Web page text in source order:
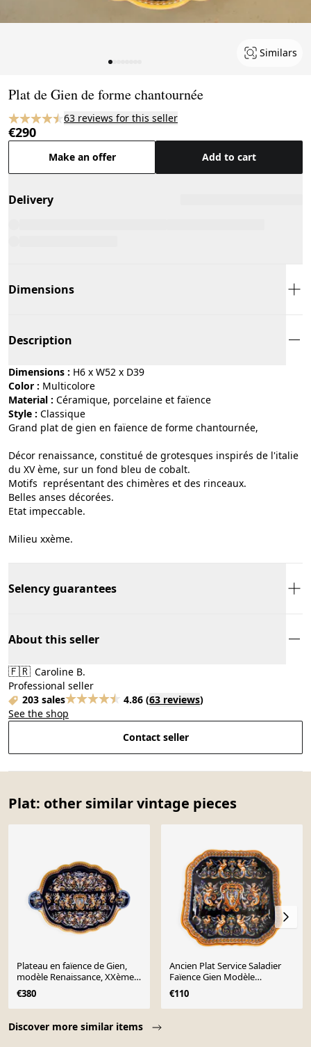
Similars
Plat de Gien de forme chantournée
63 reviews for this seller
€290
Make an offer Add to cart
Delivery
Dimensions
Description
Dimensions : H6 x W52 x D39
Color :
multicolore
Material :
céramique, porcelaine et faïence
Style :
classique
Grand plat de gien en faïence de forme chantournée,
Décor renaissance, constitué de grotesques inspirés de l'italie
du XV ème, sur un fond bleu de cobalt.
Motifs représentant des chimères et des rinceaux.
Belles anses décorées.
Etat impeccable.
Milieu xxème.
Selency guarantees
About this seller
🇫🇷 Caroline B.
Professional seller
203 sales
4.86 (63 reviews)
See the shop
Contact seller
Plat: other similar vintage pieces
Discover more similar items
Plateau en faïence de Gien,
modèle Renaissance, XXème
siècle
€380
Ancien Plat Service Saladier
Faïence Gien Modèle
Renaissance Angelot Fait
€110